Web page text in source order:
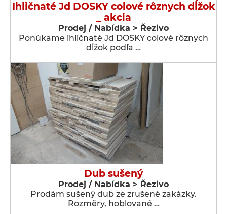
Ihličnaté Jd DOSKY colové rôznych dĺžok
_ akcia
Prodej / Nabídka > Řezivo
Ponúkame ihličnaté Jd DOSKY colové rôznych
dĺžok podľa …
Dub sušený
Prodej / Nabídka > Řezivo
Prodám sušený dub ze zrušené zakázky.
Rozměry, hoblované …